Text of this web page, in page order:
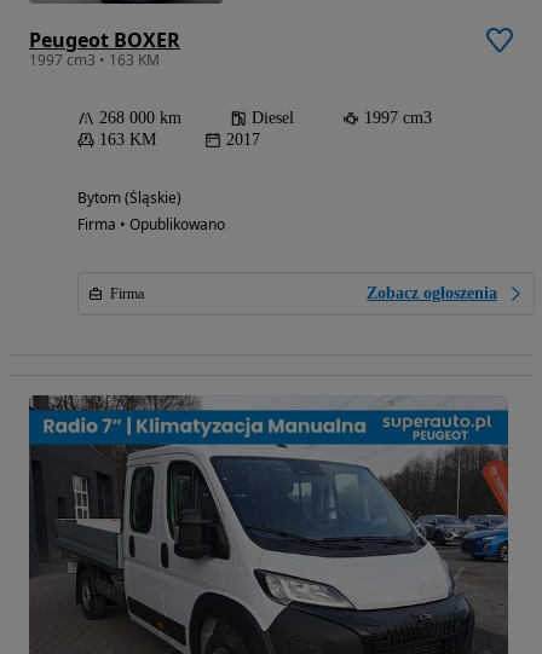
Peugeot BOXER
1997 cm3 • 163 KM
268 000 km Diesel
1997 cm3
163 KM
2017
Bytom (Śląskie)
Firma • Opublikowano
Firma Zobacz ogłoszenia